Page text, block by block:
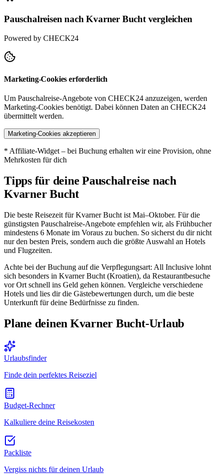
Pauschalreisen nach Kvarner Bucht vergleichen
Powered by CHECK24
Marketing-Cookies erforderlich
Um Pauschalreise-Angebote von CHECK24 anzuzeigen, werden
Marketing-Cookies benötigt. Dabei können Daten an CHECK24
übermittelt werden.
Marketing-Cookies akzeptieren
* Affiliate-Widget – bei Buchung erhalten wir eine Provision, ohne
Mehrkosten für dich
Tipps für deine Pauschalreise nach
Kvarner Bucht
Die beste Reisezeit für Kvarner Bucht ist Mai–Oktober. Für die
günstigsten Pauschalreise-Angebote empfehlen wir, als Frühbucher
mindestens 6 Monate im Voraus zu buchen. So sicherst du dir nicht
nur den besten Preis, sondern auch die größte Auswahl an Hotels
und Flugzeiten.
Achte bei der Buchung auf die Verpflegungsart: All Inclusive lohnt
sich besonders in Kvarner Bucht (Kroatien), da Restaurantbesuche
vor Ort schnell ins Geld gehen können. Vergleiche verschiedene
Hotels und lies dir die Gästebewertungen durch, um die beste
Unterkunft für deine Bedürfnisse zu finden.
Plane deinen Kvarner Bucht-Urlaub
Urlaubsfinder
Finde dein perfektes Reiseziel
Budget-Rechner
Kalkuliere deine Reisekosten
Packliste
Vergiss nichts für deinen Urlaub